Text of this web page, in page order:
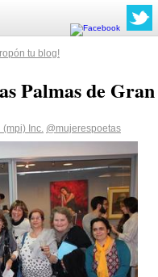
tu blog!
Palmas de Gran
(mpi) Inc. @mujerespoetas